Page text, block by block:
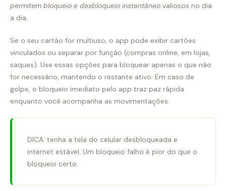
permitem bloqueio e desbloqueio instantâneo valiosos no dia
a dia.
Se o seu cartão for multiuso, o app pode exibir cartões
vinculados ou separar por função (compras online, em lojas,
saques). Use essas opções para bloquear apenas o que não
for necessário, mantendo o restante ativo. Em caso de
golpe, o bloqueio imediato pelo app traz paz rápida
enquanto você acompanha as movimentações.
DICA: tenha a tela do celular desbloqueada e
internet estável. Um bloqueio falho é pior do que o
bloqueio certo.